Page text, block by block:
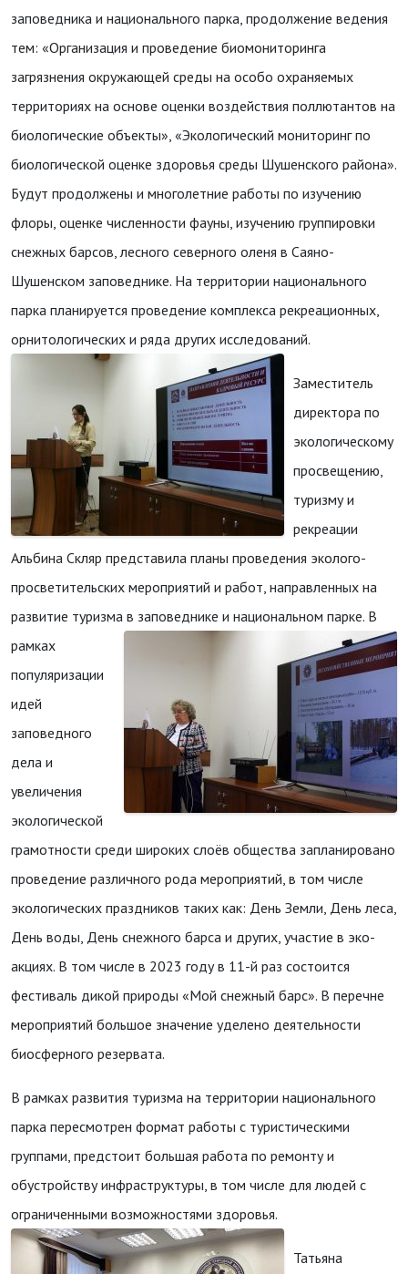
заповедника и национального парка, продолжение ведения
тем: «Организация и проведение биомониторинга
загрязнения окружающей среды на особо охраняемых
территориях на основе оценки воздействия поллютантов на
биологические объекты», «Экологический мониторинг по
биологической оценке здоровья среды Шушенского района».
Будут продолжены и многолетние работы по изучению
флоры, оценке численности фауны, изучению группировки
снежных барсов, лесного северного оленя в Саяно-
Шушенском заповеднике. На территории национального
парка планируется проведение комплекса рекреационных,
орнитологических и ряда других исследований.
Заместитель
директора по
экологическому
просвещению,
туризму и
рекреации
Альбина Скляр представила планы проведения эколого-
просветительских мероприятий и работ, направленных на
развитие туризма в заповеднике и национальном парке. В
рамках
популяризации
идей
заповедного
дела и
увеличения
экологической
грамотности среди широких слоёв общества запланировано
проведение различного рода мероприятий, в том числе
экологических праздников таких как: День Земли, День леса,
День воды, День снежного барса и других, участие в эко-
акциях. В том числе в 2023 году в 11-й раз состоится
фестиваль дикой природы «Мой снежный барс». В перечне
мероприятий большое значение уделено деятельности
биосферного резервата.
В рамках развития туризма на территории национального
парка пересмотрен формат работы с туристическими
группами, предстоит большая работа по ремонту и
обустройству инфраструктуры, в том числе для людей с
ограниченными возможностями здоровья.
Татьяна